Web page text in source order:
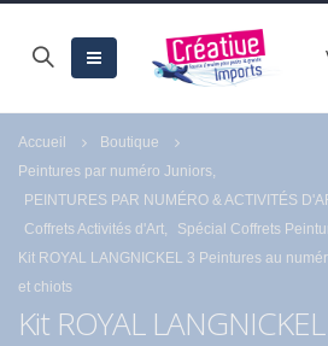
Accueil
Boutique
Peintures par numéro Juniors
PEINTURES PAR NUMÉRO & ACTIVITÉS
Coffrets Activités d'Art
Spécial Coffrets
Kit ROYAL LANGNICKEL 3 Peintures au
et chiots
Kit ROYAL